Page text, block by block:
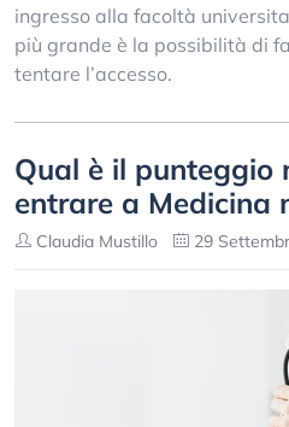
ingresso alla facoltà
più grande è la possibilità di
tentare l’accesso.
Qual è il punteggio
entrare a Medicina
Claudia Mustillo 29